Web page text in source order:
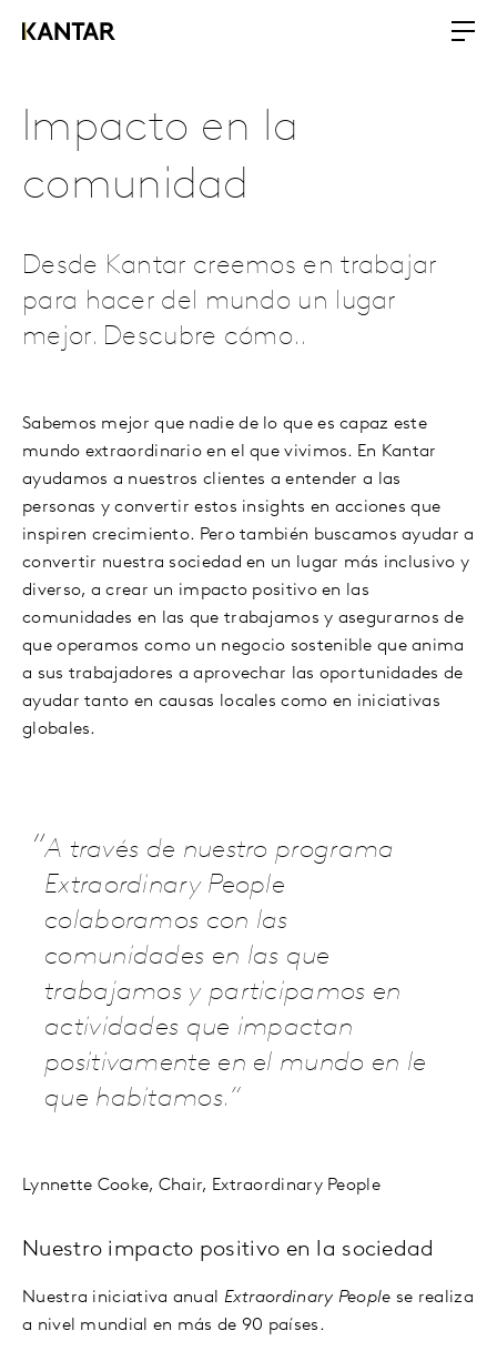
Impacto en la
comunidad
Desde Kantar creemos en trabajar
para hacer del mundo un lugar
mejor. Descubre cómo..
Sabemos mejor que nadie de lo que es capaz este
mundo extraordinario en el que vivimos. En Kantar
ayudamos a nuestros clientes a entender a las
personas y convertir estos insights en acciones que
inspiren crecimiento. Pero también buscamos ayudar a
convertir nuestra sociedad en un lugar más inclusivo y
diverso, a crear un impacto positivo en las
comunidades en las que trabajamos y asegurarnos de
que operamos como un negocio sostenible que anima
a sus trabajadores a aprovechar las oportunidades de
ayudar tanto en causas locales como en iniciativas
globales.
A través de nuestro programa
Extraordinary People
colaboramos con las
comunidades en las que
trabajamos y participamos en
actividades que impactan
positivamente en el mundo en le
que habitamos.
Lynnette Cooke, Chair, Extraordinary People
Nuestro impacto positivo en la sociedad
Nuestra iniciativa anual Extraordinary People se realiza
a nivel mundial en más de 90 países.